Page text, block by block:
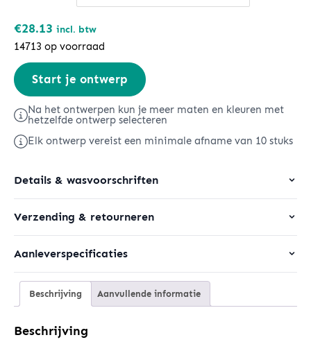
€28.13 incl. btw
14713 op voorraad
Changer
2.0
aantal
Start je ontwerp
Na het ontwerpen kun je meer maten en kleuren met
hetzelfde ontwerp selecteren
Elk ontwerp vereist een minimale afname van 10 stuks
Details & wasvoorschriften
Verzending & retourneren
Aanleverspecificaties
Beschrijving Aanvullende informatie
Beschrijving